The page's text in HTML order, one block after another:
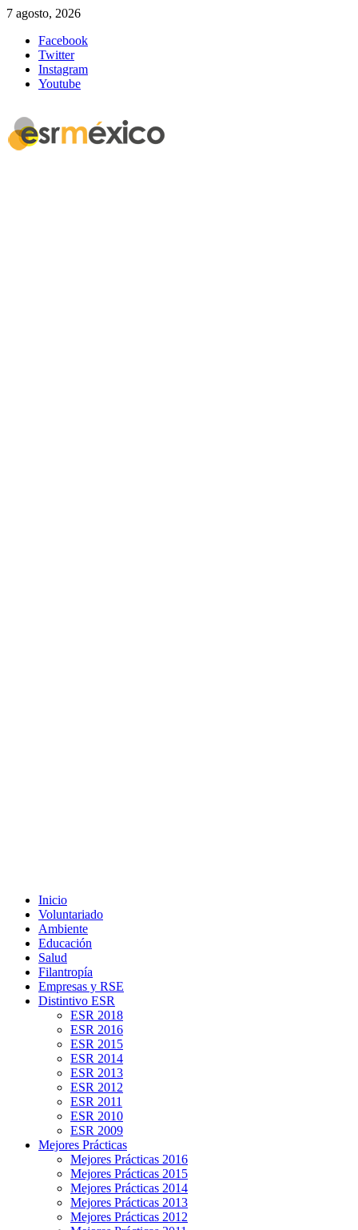
7 agosto, 2026
Facebook
Twitter
Instagram
Youtube
Inicio
Voluntariado
Ambiente
Educación
Salud
Filantropía
Empresas y RSE
Distintivo ESR
ESR 2018
ESR 2016
ESR 2015
ESR 2014
ESR 2013
ESR 2012
ESR 2011
ESR 2010
ESR 2009
Mejores Prácticas
Mejores Prácticas 2016
Mejores Prácticas 2015
Mejores Prácticas 2014
Mejores Prácticas 2013
Mejores Prácticas 2012